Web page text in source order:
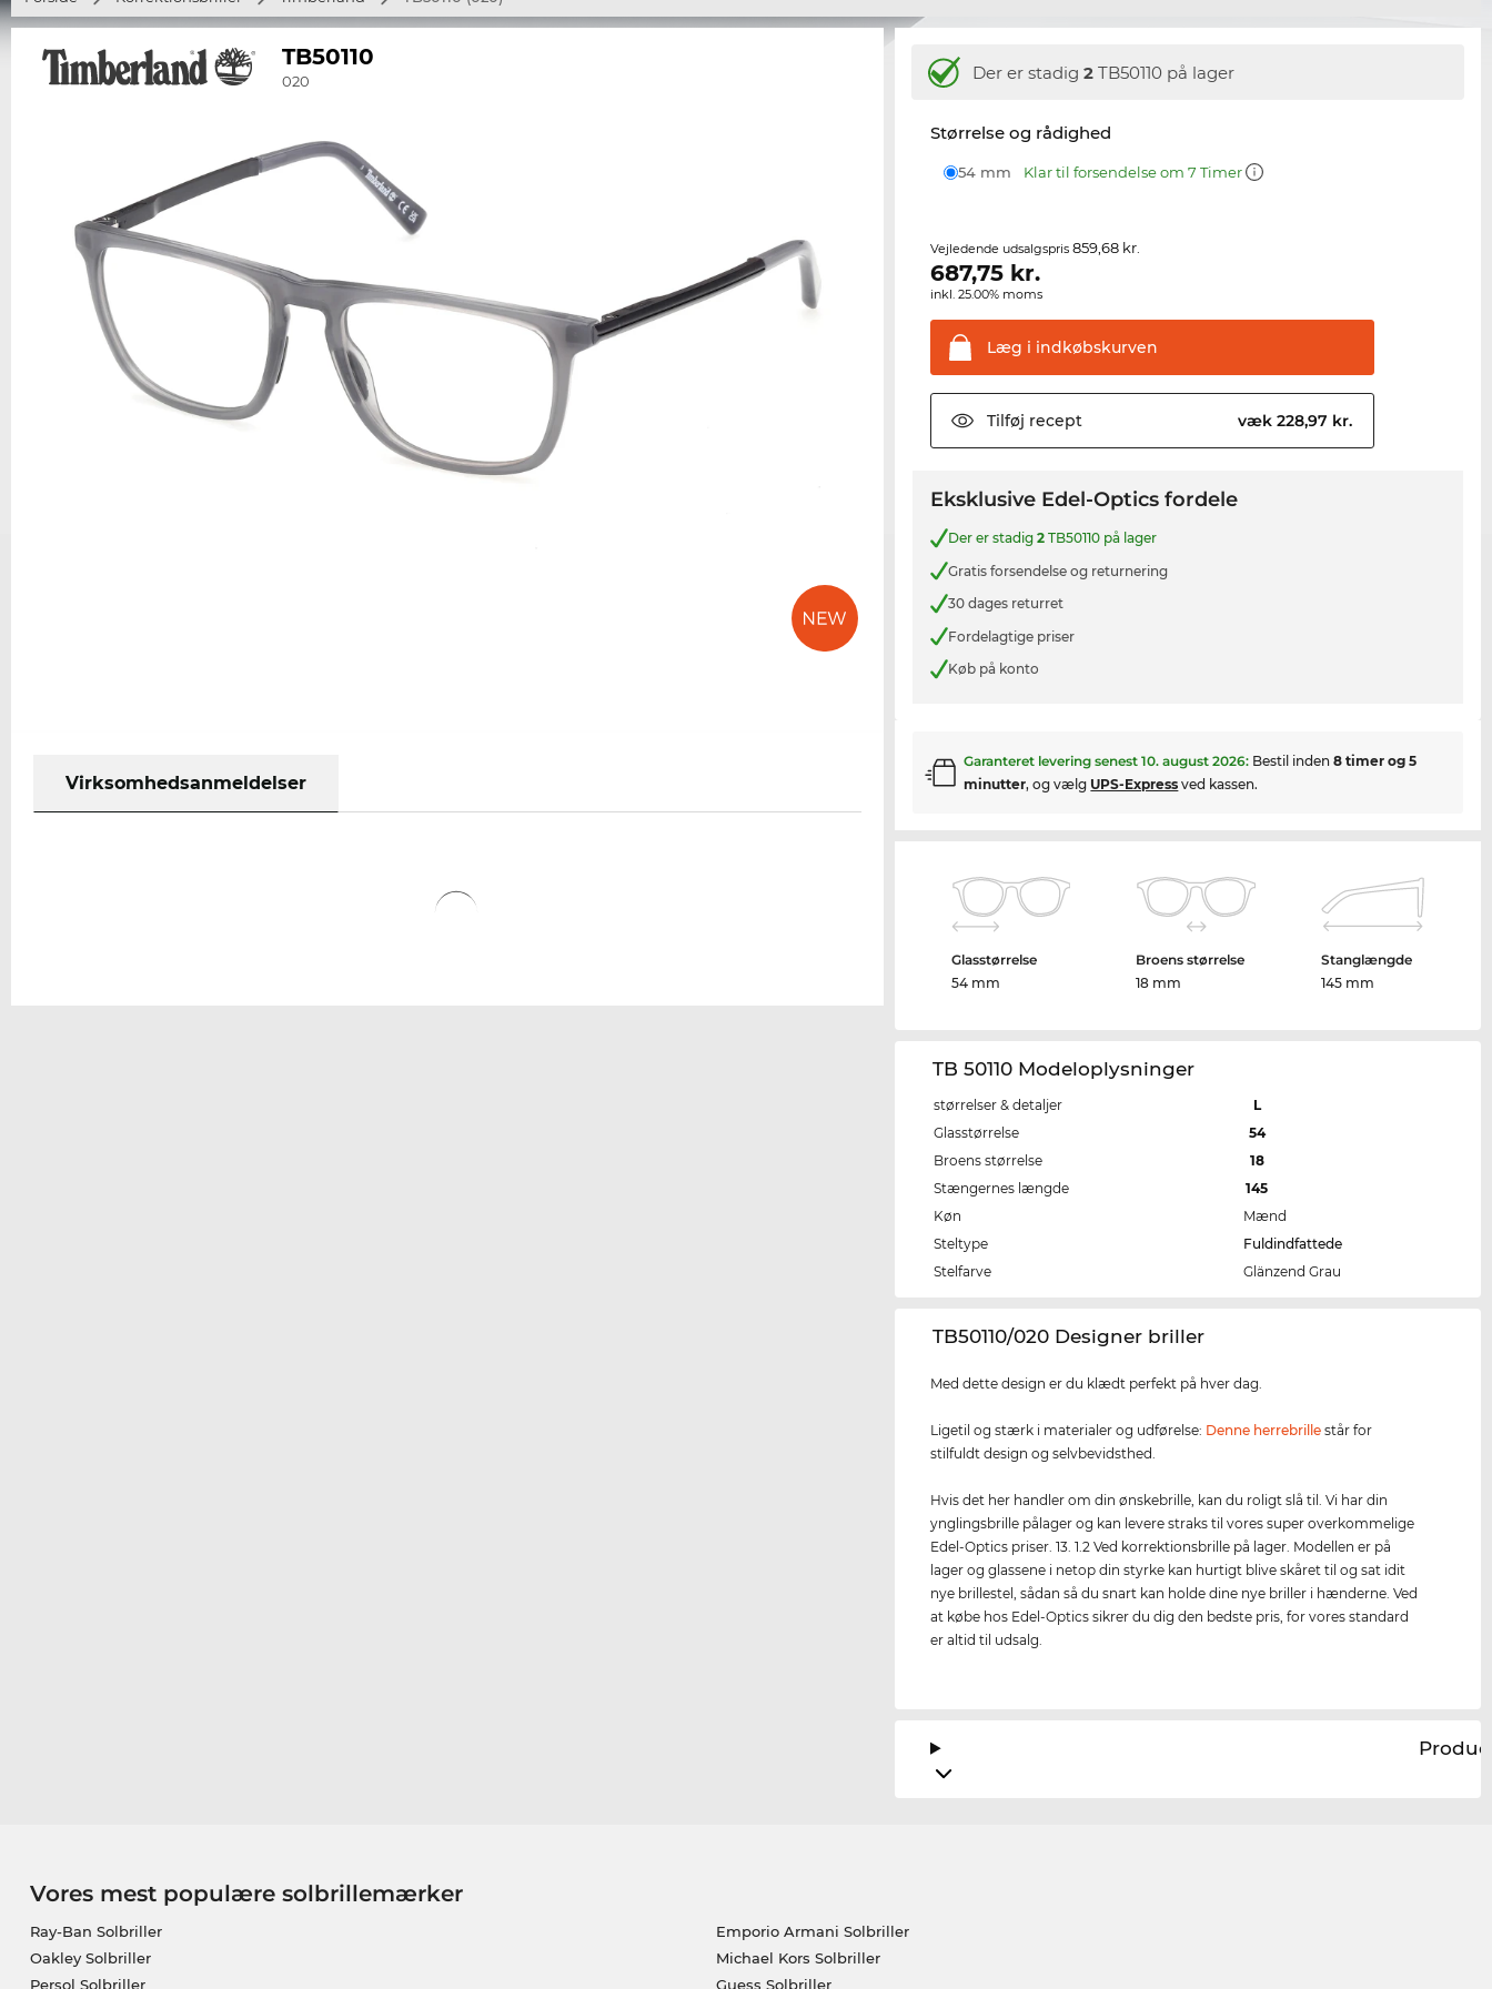
TB50110
020
Virksomhedsanmeldelser
Der er stadig2 TB50110 på lager
Størrelse og rådighed
54 mm Klar til forsendelse om 7 Timer
Vejledende udsalgspris859,68 kr.
687,75 kr.
inkl. 25.00% moms
Læg i indkøbskurven
Tilføj recept væk 228,97 kr.
Eksklusive Edel-Optics fordele
Der er stadig2 TB50110 på lager
Gratis forsendelse og returnering
30 dages returret
Fordelagtige priser
Køb på konto
Garanteret levering senest10. august 2026: Bestil inden8 timer og 5
minutter, og vælg UPS-Express ved kassen.
Glasstørrelse
54 mm
Broens størrelse
18 mm
Stanglængde
145 mm
TB 50110 Modeloplysninger
størrelser & detaljer
L
Glasstørrelse
54
Broens størrelse
18
Stængernes længde
145
Køn
Mænd
Steltype
Fuldindfattede
Stelfarve
Glänzend Grau
‌TB50110/020 Designer briller
Med dette design er du klædt perfekt på hver dag.
Ligetil og stærk i materialer og udførelse: Denne herrebrille står for
stilfuldt design og selvbevidsthed.
Hvis det her handler om din ønskebrille, kan du roligt slå til. Vi har din
ynglingsbrille pålager og kan levere straks til vores super overkommelige
Edel-Optics priser. 13. 1.2 Ved korrektionsbrille på lager. Modellen er på
lager og glassene i netop din styrke kan hurtigt blive skåret til og sat idit
nye brillestel, sådan så du snart kan holde dine nye briller i hænderne. Ved
at købe hos Edel-Optics sikrer du dig den bedste pris, for vores standard
er altid til udsalg.
Vores mest populære solbrillemærker
Ray-Ban Solbriller
Oakley Solbriller
Persol Solbriller
Emporio Armani Solbriller
Michael Kors Solbriller
Guess Solbriller